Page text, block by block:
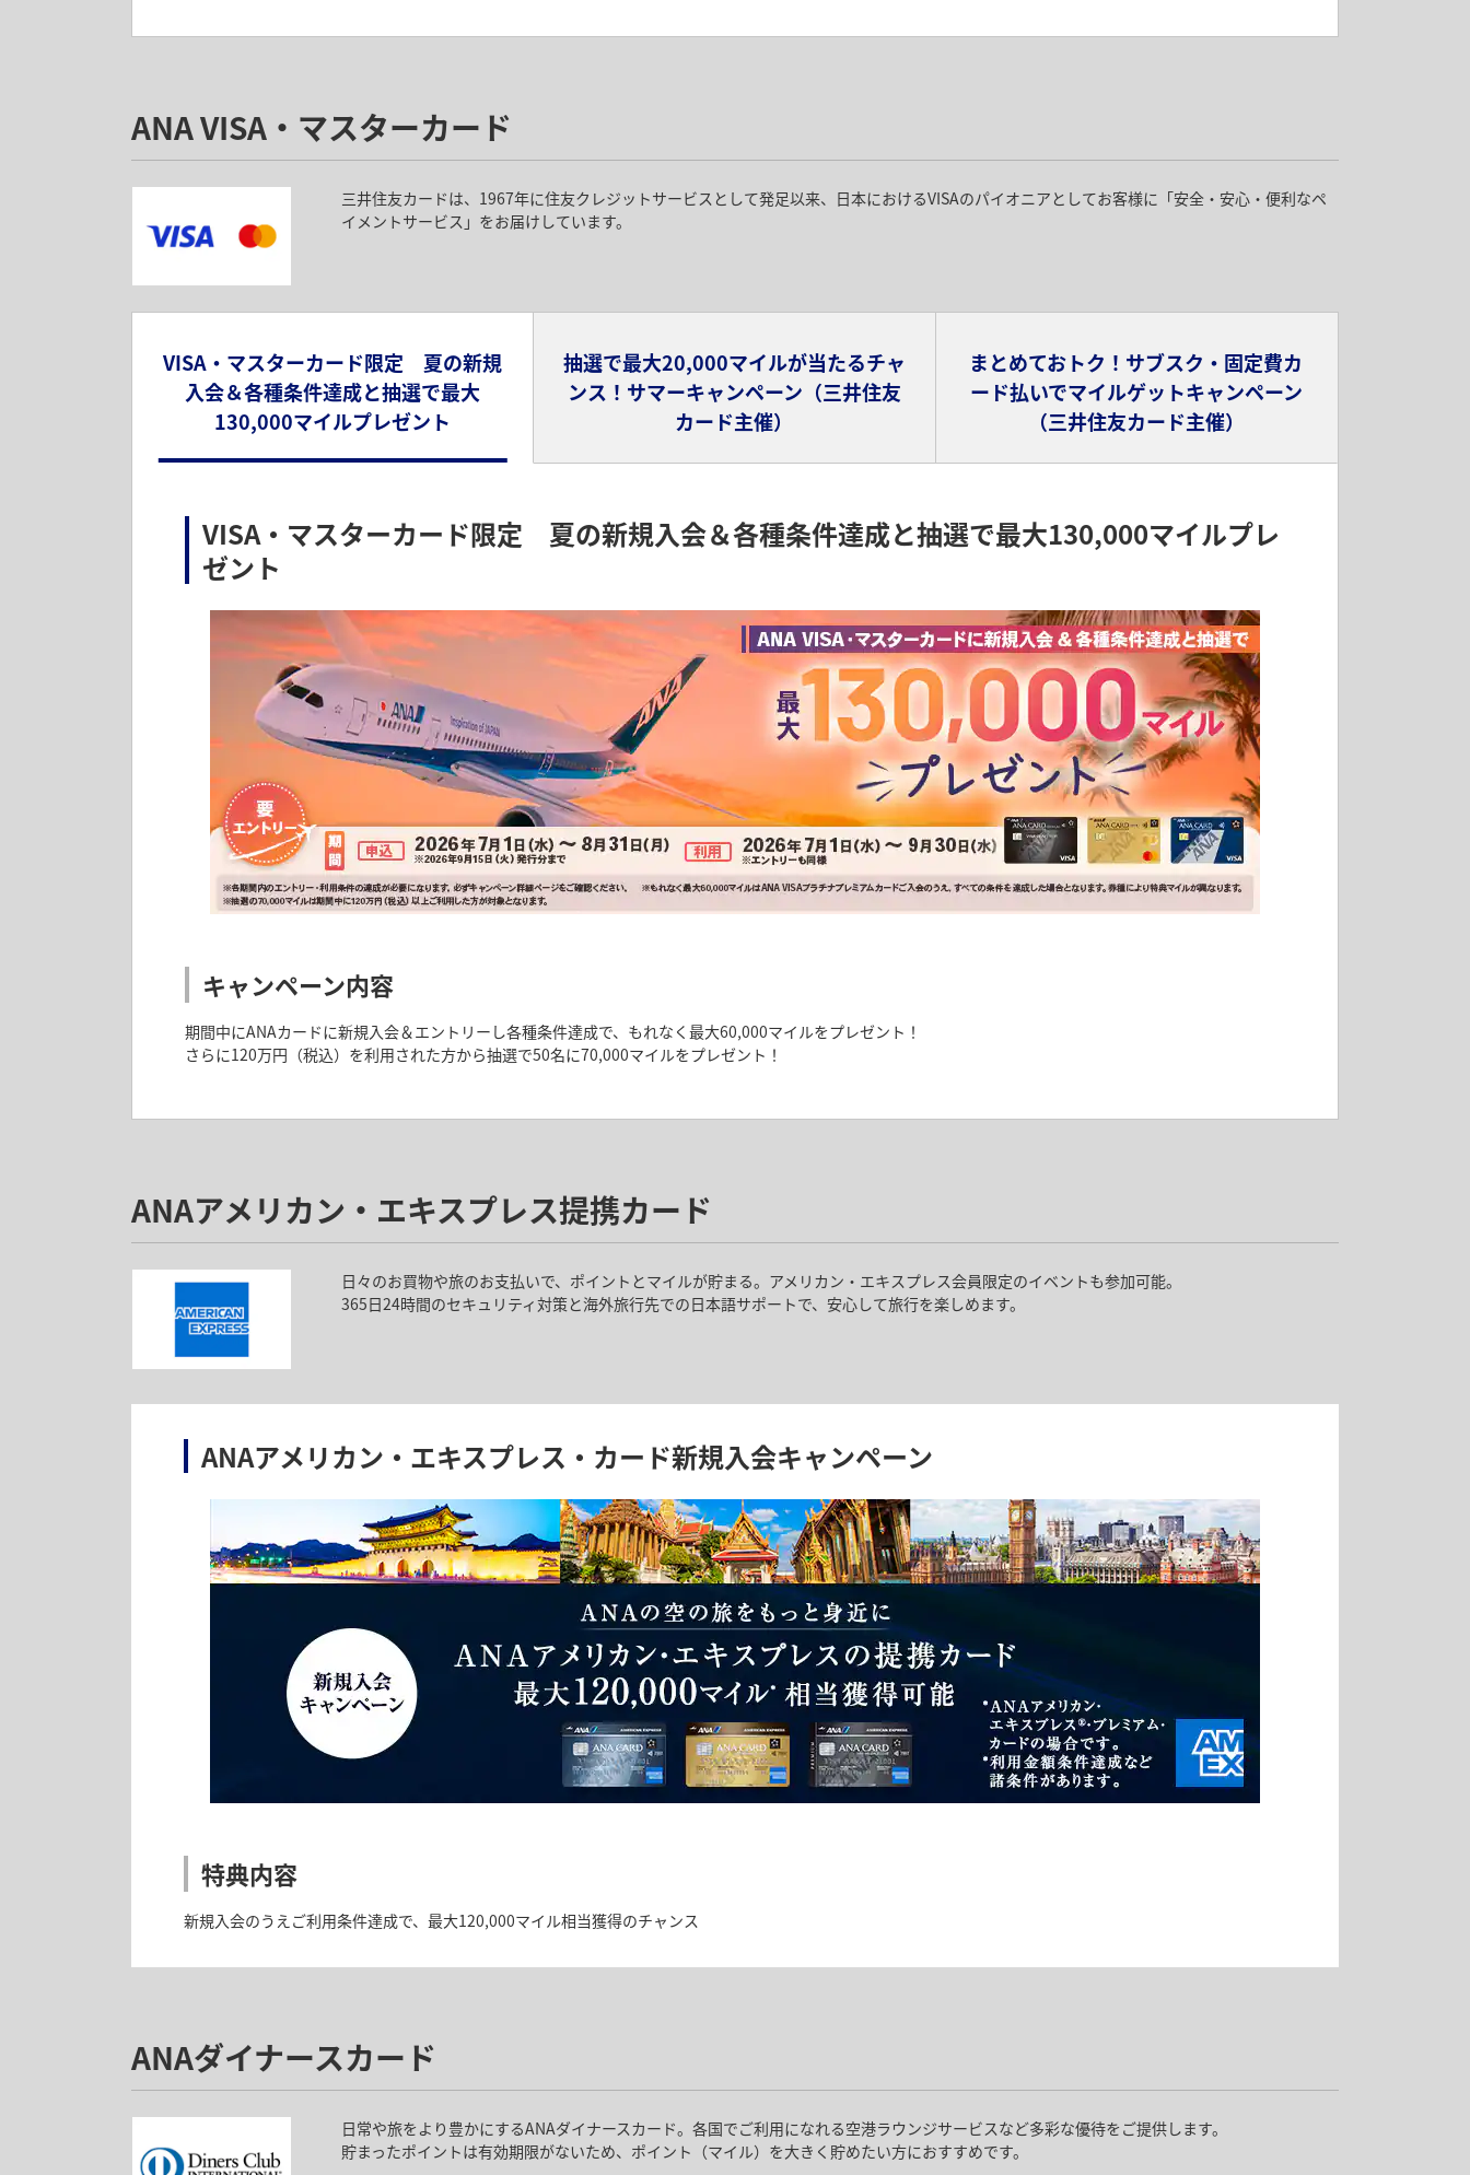
キャンペーン内容
ANA JCBカード（法人用）に新規ご入会・各種条件達成で、最大41,000マイル（*）プレゼント！
キャンペーンの詳細は、上記「ANA JCB法人カード」のバナーをクリックしてご確認ください。
* 入会カードによって、マイル数は異なります。
ANA VISA・マスターカード
三井住友カードは、1967年に住友クレジットサービスとして発足以来、日本におけるVISAのパイオニアとしてお客様に「安全・安心・便利なペ
イメントサービス」をお届けしています。
VISA・マスターカード限定 夏の新規
入会＆各種条件達成と抽選で最大
130,000マイルプレゼント
抽選で最大20,000マイルが当たるチャ
ンス！サマーキャンペーン（三井住友
カード主催）
まとめておトク！サブスク・固定費カ
ード払いでマイルゲットキャンペーン
（三井住友カード主催）
VISA・マスターカード限定 夏の新規入会＆各種条件達成と抽選で最大130,000マイルプレ
ゼント
キャンペーン内容
期間中にANAカードに新規入会＆エントリーし各種条件達成で、もれなく最大60,000マイルをプレゼント！
さらに120万円（税込）を利用された方から抽選で50名に70,000マイルをプレゼント！
特典内容
期間中10万円（税込）以上のご利用で、抽選で最大20,000マイルが当たる！
エントリーするだけでマイルが当たるチャンスや、条件達成で当選確率アップのチャンスも！
ド主催）
キャンペーン内容
期間中にエントリー＆新規規約同意でANAのマイルをもれなく100マイルプレゼント！さらに、サブスクや固定費など対象サービスをANAカードで新規利用する
と、抽選で500名に10,000マイルが当たる！！新規利用サービス数に応じて抽選口数アップも！
期間：2026年8月1日（土）から9月30日（水）
ANAアメリカン・エキスプレス提携カード
日々のお買物や旅のお支払いで、ポイントとマイルが貯まる。アメリカン・エキスプレス会員限定のイベントも参加可能。
365日24時間のセキュリティ対策と海外旅行先での日本語サポートで、安心して旅行を楽しめます。
ANAアメリカン・エキスプレス・カード新規入会キャンペーン
特典内容
新規入会のうえご利用条件達成で、最大120,000マイル相当獲得のチャンス
ANAダイナースカード
日常や旅をより豊かにするANAダイナースカード。各国でご利用になれる空港ラウンジサービスなど多彩な優待をご提供します。
貯まったポイントは有効期限がないため、ポイント（マイル）を大きく貯めたい方におすすめです。